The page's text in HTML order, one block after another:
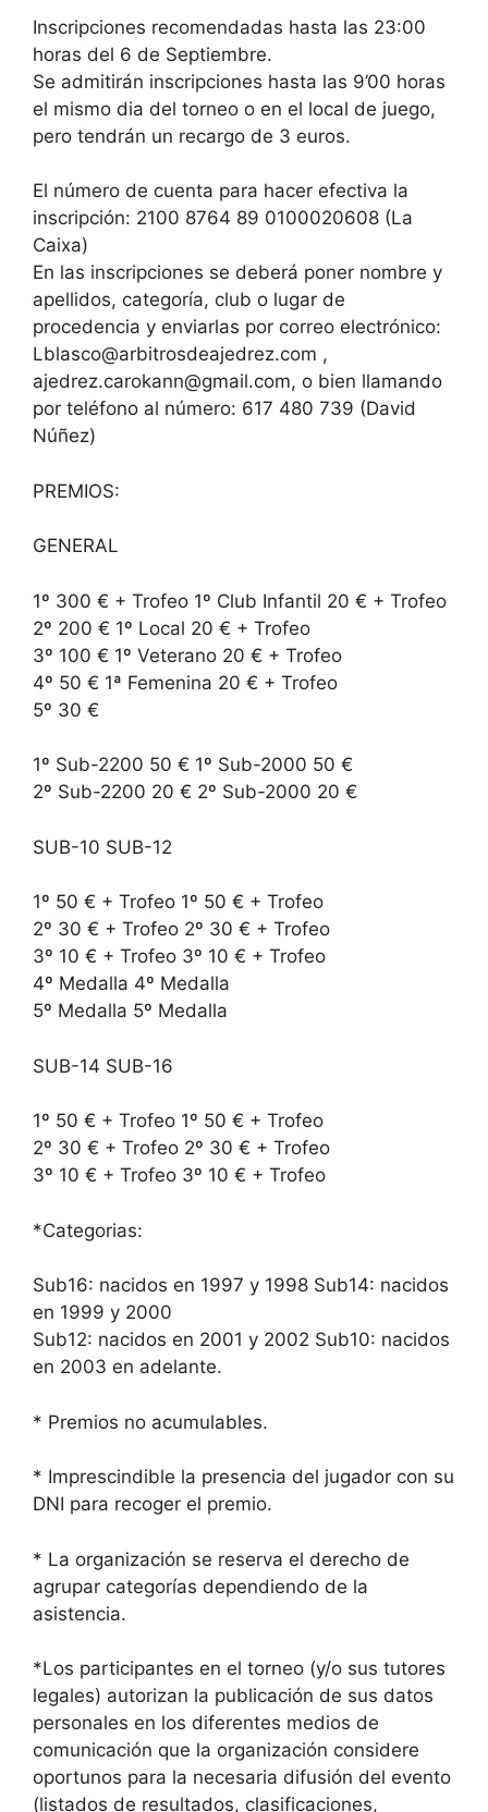
Inscripciones recomendadas hasta las 23:00
horas del 6 de Septiembre.
Se admitirán inscripciones hasta las 9’00 horas
el mismo dia del torneo o en el local de juego,
pero tendrán un recargo de 3 euros.
El número de cuenta para hacer efectiva la
inscripción: 2100 8764 89 0100020608 (La
Caixa)
En las inscripciones se deberá poner nombre y
apellidos, categoría, club o lugar de
procedencia y enviarlas por correo electrónico:
Lblasco@arbitrosdeajedrez.com ,
ajedrez.carokann@gmail.com, o bien llamando
por teléfono al número: 617 480 739 (David
Núñez)
PREMIOS:
GENERAL
1º 300 € + Trofeo 1º Club Infantil 20 € + Trofeo
2º 200 € 1º Local 20 € + Trofeo
3º 100 € 1º Veterano 20 € + Trofeo
4º 50 € 1ª Femenina 20 € + Trofeo
5º 30 €
1º Sub-2200 50 € 1º Sub-2000 50 €
2º Sub-2200 20 € 2º Sub-2000 20 €
SUB-10 SUB-12
1º 50 € + Trofeo 1º 50 € + Trofeo
2º 30 € + Trofeo 2º 30 € + Trofeo
3º 10 € + Trofeo 3º 10 € + Trofeo
4º Medalla 4º Medalla
5º Medalla 5º Medalla
SUB-14 SUB-16
1º 50 € + Trofeo 1º 50 € + Trofeo
2º 30 € + Trofeo 2º 30 € + Trofeo
3º 10 € + Trofeo 3º 10 € + Trofeo
*Categorias:
Sub16: nacidos en 1997 y 1998 Sub14: nacidos
en 1999 y 2000
Sub12: nacidos en 2001 y 2002 Sub10: nacidos
en 2003 en adelante.
* Premios no acumulables.
* Imprescindible la presencia del jugador con su
DNI para recoger el premio.
* La organización se reserva el derecho de
agrupar categorías dependiendo de la
asistencia.
*Los participantes en el torneo (y/o sus tutores
legales) autorizan la publicación de sus datos
personales en los diferentes medios de
comunicación que la organización considere
oportunos para la necesaria difusión del evento
(listados de resultados, clasificaciones,